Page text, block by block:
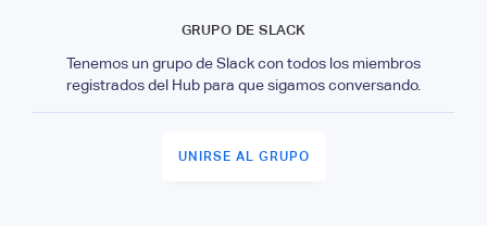
GRUPO DE SLACK
Tenemos un grupo de Slack con todos los miembros
registrados del Hub para que sigamos conversando.
UNIRSE AL GRUPO